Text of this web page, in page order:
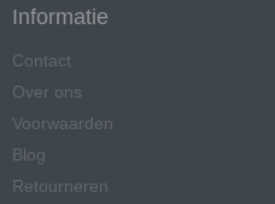
Informatie
Contact
Over ons
Voorwaarden
Blog
Retourneren